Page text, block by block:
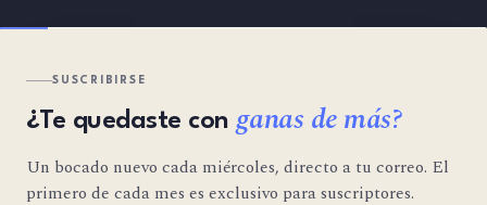
SUSCRIBIRSE
¿Te quedaste conganas de más?
Un bocado nuevo cada miércoles, directo a tu correo. El
primero de cada mes es exclusivo para suscriptores.